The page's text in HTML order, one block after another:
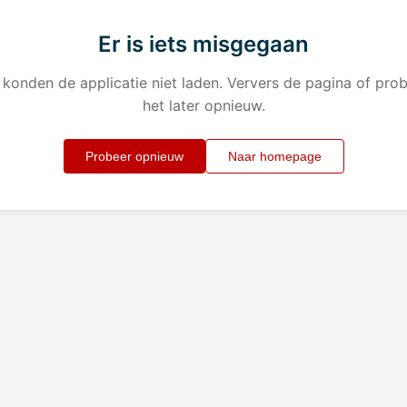
Er is iets misgegaan
konden de applicatie niet laden. Ververs de pagina of
het later opnieuw.
Probeer opnieuw Naar homepage